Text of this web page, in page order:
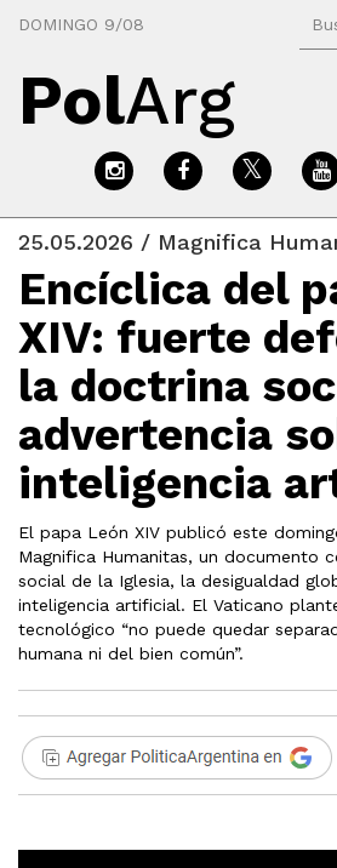
DOMINGO 9/08
PolArg
25.05.2026 / Magnifica
Encíclica del
XIV: fuerte
la doctrina
advertencia
inteligencia
El papa León XIV publicó este
Magnifica Humanitas, un documento
social de la Iglesia, la desigualdad
inteligencia artificial. El Vaticano
tecnológico “no puede quedar
humana ni del bien común”.